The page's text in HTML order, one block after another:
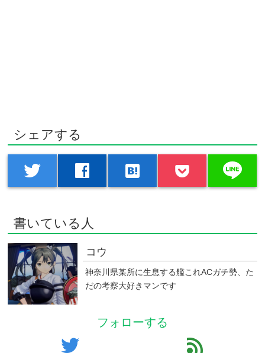
シェアする
twitter facebook hatenabookmark line
書いている人
コウ
神奈川県某所に生息する艦これACガチ勢、た
だの考察大好きマンです
フォローする
twitter feed